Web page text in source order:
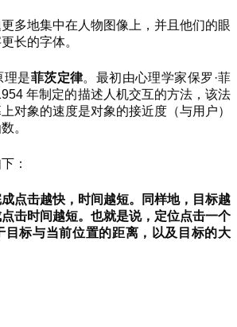
多地集中在人物图像上，并且他们的眼
长的字体。
理是菲茨定律。最初由心理学家保罗·菲
年制定的描述人机交互的方法，该法
对象的速度是对象的接近度（与用户）
。
：
点击越快，时间越短。同样地，目标越
击时间越短。也就是说，定位点击一个
目标与当前位置的距离，以及目标的大